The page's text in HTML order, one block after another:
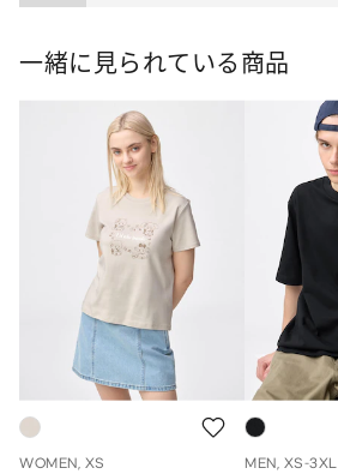
ト
一緒に見られている商品
WOMEN, XS MEN, XS-3XL